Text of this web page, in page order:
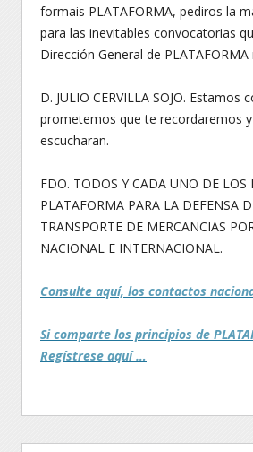
formais PLATAFORMA, pediros la
para las inevitables convocatorias
Dirección General de
D. JULIO CERVILLA SOJO. Estamos
prometemos que te recordaremos
escucharan.
FDO. TODOS Y CADA UNO DE LOS
PLATAFORMA PARA LA DEFENSA
TRANSPORTE DE MERCANCIAS
NACIONAL E INTERNACIONAL.
Consulte aquí, los contactos
Si comparte los principios de
Regístrese aquí …